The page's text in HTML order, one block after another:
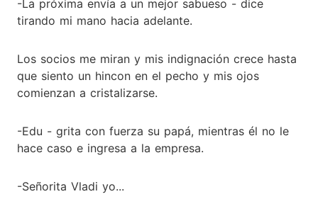
-La próxima envía a un mejor sabueso - dice
tirando mi mano hacia adelante.
Los socios me miran y mis indignación crece hasta
que siento un hincon en el pecho y mis ojos
comienzan a cristalizarse.
-Edu - grita con fuerza su papá, mientras él no le
hace caso e ingresa a la empresa.
-Señorita Vladi yo...